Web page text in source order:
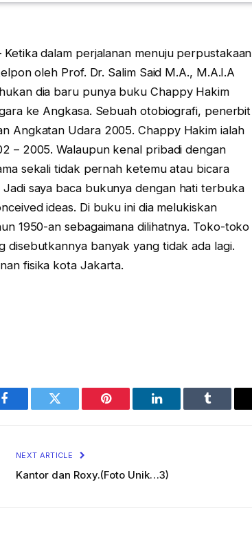
Ketika dalam perjalanan menuju perpustakaan
oleh Prof. Dr. Salim Said M.A., M.A.I.A
dia baru punya buku Chappy Hakim
ke Angkasa. Sebuah otobiografi, penerbit
Angkatan Udara 2005. Chappy Hakim ialah
– 2005. Walaupun kenal pribadi dengan
sekali tidak pernah ketemu atau bicara
saya baca bukunya dengan hati terbuka
ideas. Di buku ini dia melukiskan
1950-an sebagaimana dilihatnya. Toko-toko
disebutkannya banyak yang tidak ada lagi.
fisika kota Jakarta.
Facebook Twitter Pinterest LinkedIn Tumblr
NEXT ARTICLE
Kantor dan Roxy.(Foto Unik…3)